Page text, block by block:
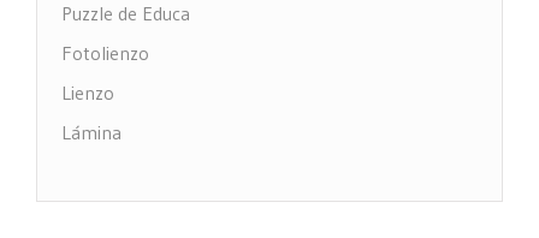
Puzzle de Educa
Fotolienzo
Lienzo
Lámina